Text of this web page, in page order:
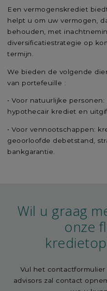
Een vermogenskrediet
helpt u om uw vermogen,
behouden, met
diversificatiestrategie op
termijn.
We bieden de volgende
van portefeuille :
• Voor natuurlijke
hypothecair krediet en
• Voor vennootschappen:
geoorloofde debetstand,
bankgarantie.
Wil u graag
onze
Vul het
advisors zal contact